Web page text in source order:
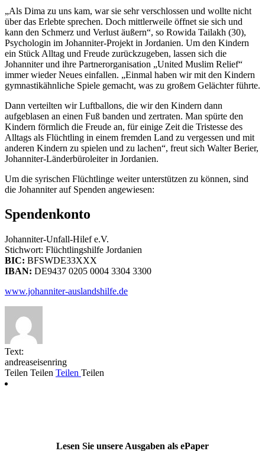
„Als Dima zu uns kam, war sie sehr verschlossen und wollte nicht
über das Erlebte sprechen. Doch mittlerweile öffnet sie sich und
kann den Schmerz und Verlust äußern“, so Rowida Tailakh (30),
Psychologin im Johanniter-Projekt in Jordanien. Um den Kindern
ein Stück Alltag und Freude zurückzugeben, lassen sich die
Johanniter und ihre Partnerorganisation „United Muslim Relief“
immer wieder Neues einfallen. „Einmal haben wir mit den Kindern
gymnastikähnliche Spiele gemacht, was zu großem Gelächter führte.
Dann verteilten wir Luftballons, die wir den Kindern dann
aufgeblasen an einen Fuß banden und zertraten. Man spürte den
Kindern förmlich die Freude an, für einige Zeit die Tristesse des
Alltags als Flüchtling in einem fremden Land zu vergessen und mit
anderen Kindern zu spielen und zu lachen“, freut sich Walter Berier,
Johanniter-Länderbüroleiter in Jordanien.
Um die syrischen Flüchtlinge weiter unterstützen zu können, sind
die Johanniter auf Spenden angewiesen:
Spendenkonto
Johanniter-Unfall-Hilef e.V.
Stichwort: Flüchtlingshilfe Jordanien
BIC: BFSWDE33XXX
IBAN: DE9437 0205 0004 3304 3300
www.johanniter-auslandshilfe.de
Text:
andreaseisenring
Teilen Teilen Teilen Teilen
Lesen Sie unsere Ausgaben als ePaper